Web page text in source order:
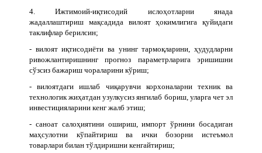
4. Ижтимоий-иқтисодий ислоҳотларни янада
жадаллаштириш мақсадида вилоят ҳокимлигига қуйидаги
таклифлар берилсин;
- вилоят иқтисодиёти ва унинг тармоқларини, ҳудудларни
ривожлантиришнинг прогноз параметрларига эришишни
сўзсиз бажариш чораларини кўриш;
- вилоятдаги ишлаб чиқарувчи корхоналарни техник ва
технологик жиҳатдан узулкусиз янгилаб бориш, уларга чет эл
инвестицияларини кенг жалб этиш;
- саноат салоҳиятини ошириш, импорт ўрнини босадиган
маҳсулотни кўпайтириш ва ички бозорни истеъмол
товарлари билан тўлдиришни кенгайтириш;